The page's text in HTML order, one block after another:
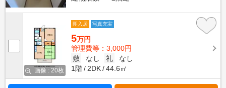
画像 : 20枚
即入居 写真充実
5万円
管理費等：3,000円
敷
なし 礼
なし
1階
2DK 44.6㎡